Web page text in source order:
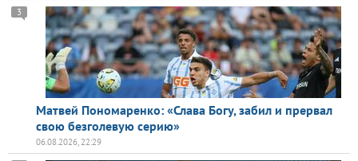
Матвей Пономаренко: «Слава Богу, забил и прервал
свою безголевую серию»
3
06.08.2026, 22:29